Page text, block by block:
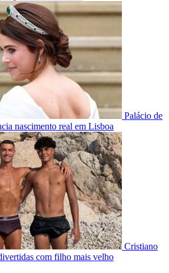
Palácio de
nascimento real em Lisboa
Cristiano
com filho mais velho